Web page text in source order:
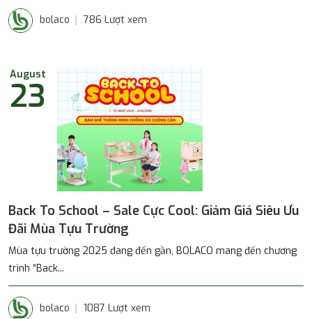
bolaco 786 Lượt xem
August
23
Back To School – Sale Cực Cool: Giảm Giá Siêu Ưu
Đãi Mùa Tựu Trường
Mùa tựu trường 2025 đang đến gần, BOLACO mang đến chương
trình “Back...
bolaco 1087 Lượt xem